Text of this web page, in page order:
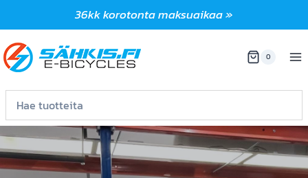
sisältöön
36kk korotonta maksuaikaa »
0